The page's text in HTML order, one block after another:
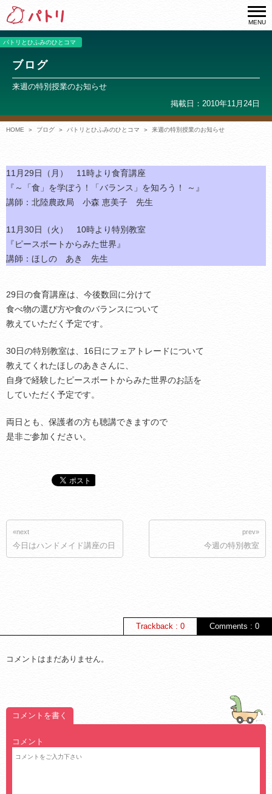
MENU
パトリとひふみのひとコマ
ブログ
来週の特別授業のお知らせ
掲載日：2010年11月24日
HOME ブログ パトリとひふみのひとコマ 来週の特別授業のお知らせ
11月29日（月） 11時より食育講座
『～「食」を学ぼう！「バランス」を知ろう！ ～』
講師：北陸農政局 小森 恵美子 先生
11月30日（火） 10時より特別教室
『ピースボートからみた世界』
講師：ほしの あき 先生
29日の食育講座は、今後数回に分けて
食べ物の選び方や食のバランスについて
教えていただく予定です。
30日の特別教室は、16日にフェアトレードについて
教えてくれたほしのあきさんに、
自身で経験したピースボートからみた世界のお話を
していただく予定です。
両日とも、保護者の方も聴講できますので
是非ご参加ください。
«next
今日はハンドメイド講座の日
prev»
今週の特別教室
Comments : 0
Trackback : 0
コメントはまだありません。
コメントを書く
コメント